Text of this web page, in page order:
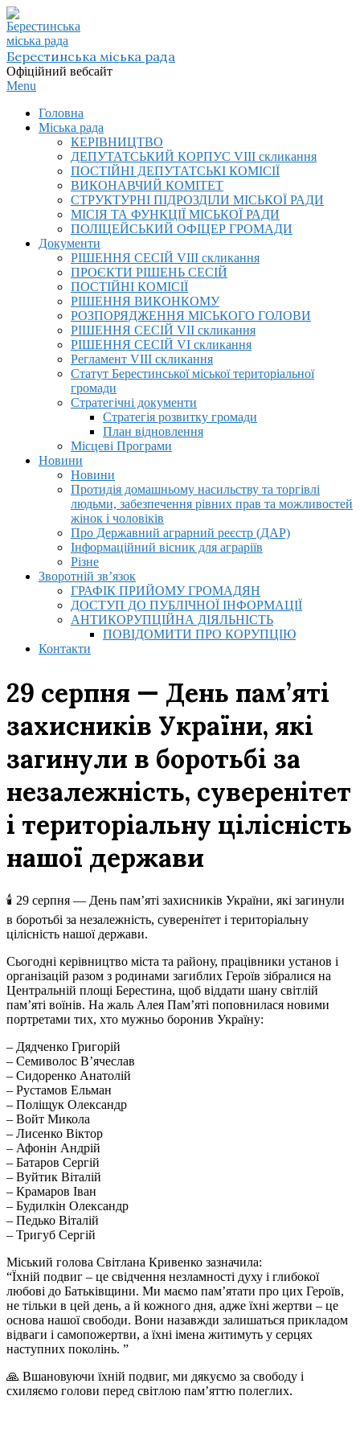
Skip
to
content
Берестинська міська рада
Офіційний вебсайт
Primary
Menu
Menu
Головна
Міська рада
КЕРІВНИЦТВО
ДЕПУТАТСЬКИЙ КОРПУС VIІI скликання
ПОСТІЙНІ ДЕПУТАТСЬКІ КОМІСІЇ
ВИКОНАВЧИЙ КОМІТЕТ
СТРУКТУРНІ ПІДРОЗДІЛИ МІСЬКОЇ РАДИ
МІСІЯ ТА ФУНКЦІЇ МІСЬКОЇ РАДИ
ПОЛІЦЕЙСЬКИЙ ОФІЦЕР ГРОМАДИ
Документи
РІШЕННЯ СЕСІЙ VIІI скликання
ПРОЄКТИ РІШЕНЬ СЕСІЙ
ПОСТІЙНІ КОМІСІЇ
РІШЕННЯ ВИКОНКОМУ
РОЗПОРЯДЖЕННЯ МІСЬКОГО ГОЛОВИ
РІШЕННЯ СЕСІЙ VII скликання
РІШЕННЯ СЕСІЙ VI скликання
Регламент VIІI скликання
Статут Берестинської міської територіальної
громади
Стратегічні документи
Стратегія розвитку громади
План відновлення
Місцеві Програми
Новини
Новини
Протидія домашньому насильству та торгівлі
людьми, забезпечення рівних прав та можливостей
жінок і чоловіків
Про Державний аграрний реєстр (ДАР)
Інформаційний вісник для аграріїв
Різне
Зворотній зв’язок
ГРАФІК ПРИЙОМУ ГРОМАДЯН
ДОСТУП ДО ПУБЛІЧНОЇ ІНФОРМАЦІЇ
АНТИКОРУПЦІЙНА ДІЯЛЬНІСТЬ
ПОВІДОМИТИ ПРО КОРУПЦІЮ
Контакти
29 серпня — День пам’яті
захисників України, які
загинули в боротьбі за
незалежність, суверенітет
і територіальну цілісність
нашої держави
🕯 29 серпня — День пам’яті захисників України, які загинули
в боротьбі за незалежність, суверенітет і територіальну
цілісність нашої держави.
Сьогодні керівництво міста та району, працівники установ і
організацій разом з родинами загиблих Героїв зібралися на
Центральній площі Берестина, щоб віддати шану світлій
пам’яті воїнів. На жаль Алея Пам’яті поповнилася новими
портретами тих, хто мужньо боронив Україну:
– Дядченко Григорій
– Семиволос В’ячеслав
– Сидоренко Анатолій
– Рустамов Ельман
– Поліщук Олександр
– Войт Микола
– Лисенко Віктор
– Афонін Андрій
– Батаров Сергій
– Вуйтик Віталій
– Крамаров Іван
– Будилкін Олександр
– Педько Віталій
– Тригуб Сергій
Міський голова Світлана Кривенко зазначила:
“Їхній подвиг – це свідчення незламності духу і глибокої
любові до Батьківщини. Ми маємо пам’ятати про цих Героїв,
не тільки в цей день, а й кожного дня, адже їхні жертви – це
основа нашої свободи. Вони назавжди залишаться прикладом
відваги і самопожертви, а їхні імена житимуть у серцях
наступних поколінь. ”
🙏 Вшановуючи їхній подвиг, ми дякуємо за свободу і
схиляємо голови перед світлою пам’яттю полеглих.